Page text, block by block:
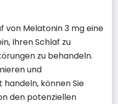
von Melatonin 3 mg eine
Ihren Schlaf zu
zu behandeln.
und
können Sie
den potenziellen